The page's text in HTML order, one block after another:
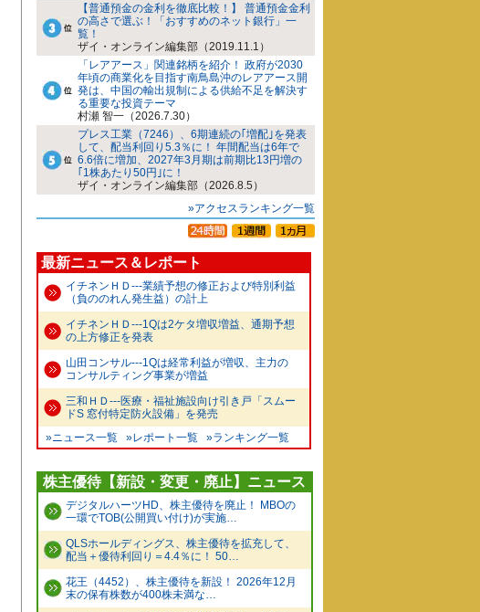
【普通預金の金利を徹底比較！】 普通預金金利
の高さで選ぶ！「おすすめのネット銀行」一
覧！
ザイ・オンライン編集部（2019.11.1）
「レアアース」関連銘柄を紹介！ 政府が2030
年頃の商業化を目指す南鳥島沖のレアアース開
発は、中国の輸出規制による供給不足を解決す
る重要な投資テーマ
村瀬 智一（2026.7.30）
プレス工業（7246）、6期連続の｢増配｣を発表
して、配当利回り5.3％に！ 年間配当は6年で
6.6倍に増加、2027年3月期は前期比13円増の
｢1株あたり50円｣に！
ザイ・オンライン編集部（2026.8.5）
»アクセスランキング一覧
最新ニュース＆レポート
イチネンＨＤ---業績予想の修正および特別利益
（負ののれん発生益）の計上
イチネンＨＤ---1Qは2ケタ増収増益、通期予想
の上方修正を発表
山田コンサル---1Qは経常利益が増収、主力の
コンサルティング事業が増益
三和ＨＤ---医療・福祉施設向け引き戸「スムー
ドS 窓付特定防火設備」を発売
»ニュース一覧
»レポート一覧 »ランキング一覧
株主優待【新設・変更・廃止】ニュース
デジタルハーツHD、株主優待を廃止！ MBOの
一環でTOB(公開買い付け)が実施…
QLSホールディングス、株主優待を拡充して、
配当＋優待利回り＝4.4％に！ 50…
花王（4452）、株主優待を新設！ 2026年12月
末の保有株数が400株未満な…